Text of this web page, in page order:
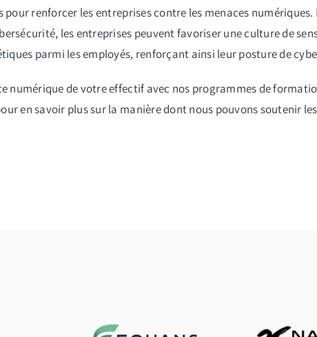
renforcer les entreprises contre les menaces
les entreprises peuvent favoriser une culture de
parmi les employés, renforçant ainsi leur posture de
numérique de votre effectif avec nos programmes de
en savoir plus sur la manière dont nous pouvons soutenir